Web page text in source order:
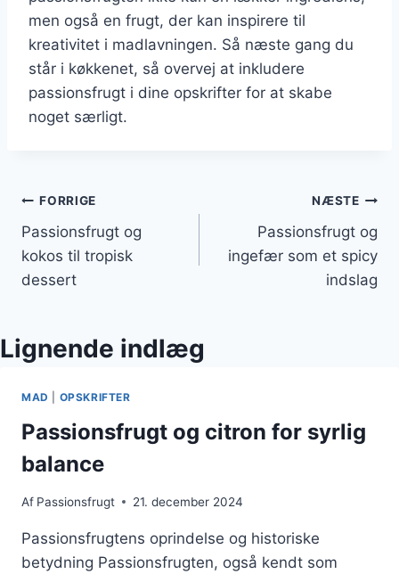
men også en frugt, der kan inspirere til
kreativitet i madlavningen. Så næste gang du
står i køkkenet, så overvej at inkludere
passionsfrugt i dine opskrifter for at skabe
noget særligt.
Indlægsnavigation
FORRIGE
Passionsfrugt og
kokos til tropisk
dessert
NÆSTE
Passionsfrugt og
ingefær som et spicy
indslag
Lignende indlæg
MAD OPSKRIFTER
Passionsfrugt og citron for syrlig
balance
Af Passionsfrugt 21. december 2024
Passionsfrugtens oprindelse og historiske
betydning Passionsfrugten, også kendt som